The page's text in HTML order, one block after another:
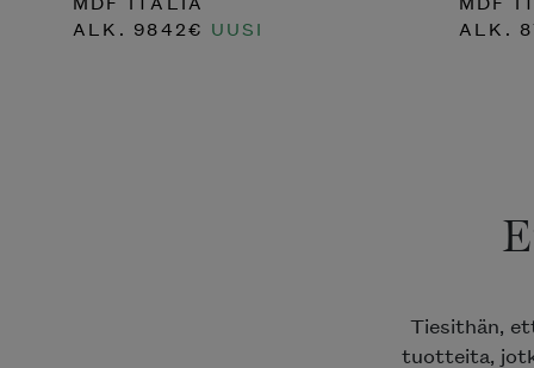
ALK. 9842€ UUSI
ALK.
Tiesithän,
tuotteita,